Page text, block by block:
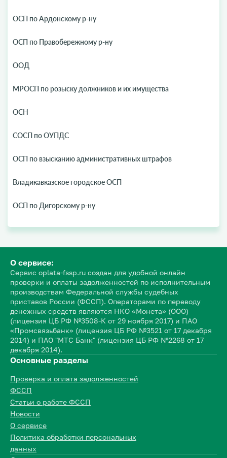
ОСП по Ардонскому р-ну
ОСП по Правобережному р-ну
ООД
МРОСП по розыску должников и их имущества
ОСН
СОСП по ОУПДС
ОСП по взысканию административных штрафов
Владикавказское городское ОСП
ОСП по Дигорскому р-ну
О сервисе:
Сервис oplata-fssp.ru создан для удобной онлайн
проверки и оплаты задолженностей по исполнительным
производствам Федеральной службы судебных
приставов России (ФССП). Операторами по переводу
денежных средств являются НКО «Монета» (ООО)
(лицензия ЦБ РФ №3508-К от 29 ноября 2017) и ПАО
«Промсвязьбанк» (лицензия ЦБ РФ №3521 от 17 декабря
2014) и ПАО "МТС Банк" (лицензия ЦБ РФ №2268 от 17
декабря 2014).
Основные разделы
Проверка и оплата задолженностей
ФССП
Статьи о работе ФССП
Новости
О сервисе
Политика обработки персональных
данных